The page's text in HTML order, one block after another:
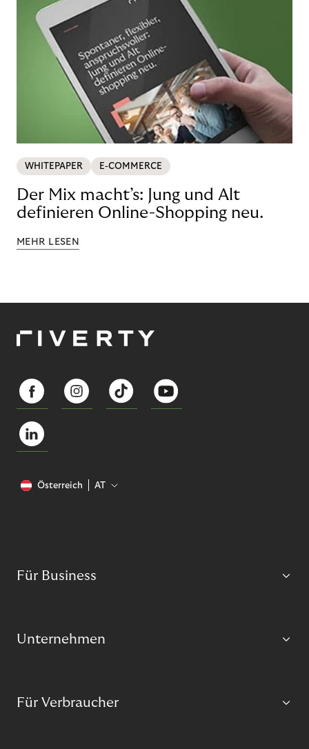
WHITEPAPER E-COMMERCE
Der Mix macht’s: Jung und Alt
definieren Online-Shopping neu.
MEHR LESEN
Österreich AT
Für Business
Unternehmen
Für Verbraucher